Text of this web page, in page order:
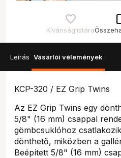
Kívánságlistára
Leírás Vásárlói vélemények
KCP-320 / EZ Grip Twins
Az EZ Grip Twins egy
5/8" (16 mm) csappal
gömbcsuklóhoz
dönthető, miközben a
Beépített 5/8" (16 mm)